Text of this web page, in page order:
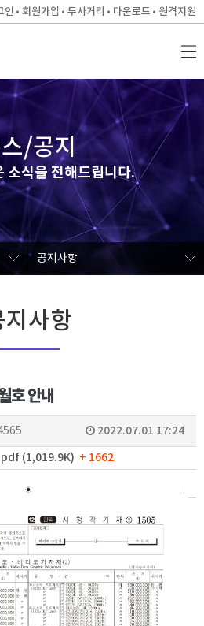
인 회원가입 투사거리 다운로드 원격지원
/공지
소식을 전해드립니다.
공지사항
지사항
호 안내
2022.07.01 17:24
(1,019.9K) + 1662